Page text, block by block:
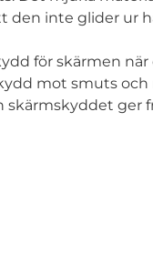
den inte glider ur
för skärmen
mot smuts och
skärmskyddet ger